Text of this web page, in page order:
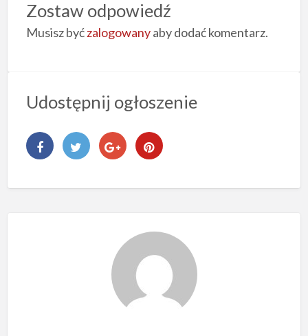
Zostaw odpowiedź
Musisz byćzalogowanyaby dodać komentarz.
Udostępnij ogłoszenie